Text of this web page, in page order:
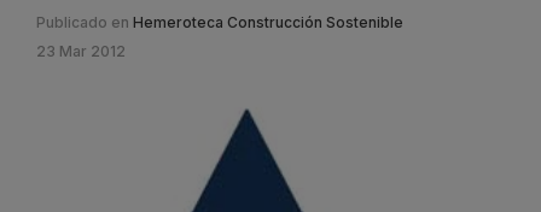
Publicado en Hemeroteca Construcción Sostenible
23 Mar 2012